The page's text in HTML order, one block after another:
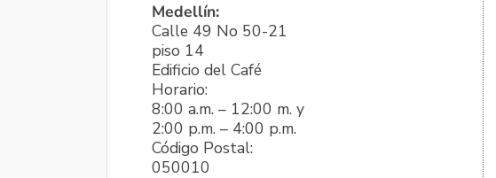
Medellín:
Calle 49 No 50-21
piso 14
Edificio del Café
Horario:
8:00 a.m. – 12:00 m. y
2:00 p.m. – 4:00 p.m.
Código Postal:
050010